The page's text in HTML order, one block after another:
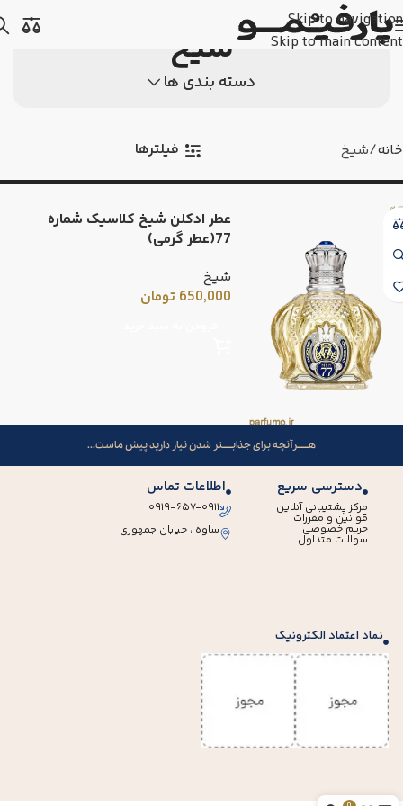
Skip to navigation
Skip to main content
شیخ
دسته بندی ها
خانه شیخ فیلترها
عطر ادکلن شیخ کلاسیک شماره
77(عطر گرمی)
شیخ
650,000 تومان
هــــــرآنچه برای جذابـــــتر شدن نیاز دارید پیش ماست...
دسترسی سریع
مرکز پشتیبانی آنلاین
قوانین و مقررات
حریم خصوصی
سوالات متداول
اطلاعات تماس
۰۹۱۹-۶۵۷-۰۹۱۱
ساوه ، خیابان جمهوری
نماد اعتماد الکترونیک